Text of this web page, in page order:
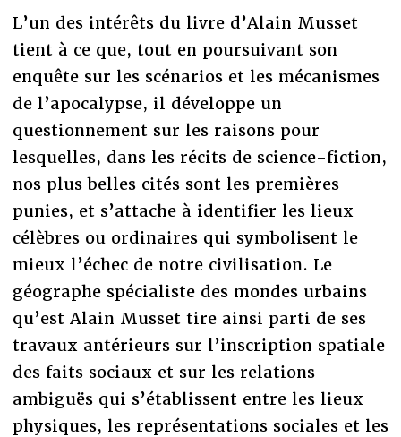
L’un des intérêts du livre d’Alain Musset
tient à ce que, tout en poursuivant son
enquête sur les scénarios et les mécanismes
de l’apocalypse, il développe un
questionnement sur les raisons pour
lesquelles, dans les récits de science-fiction,
nos plus belles cités sont les premières
punies, et s’attache à identifier les lieux
célèbres ou ordinaires qui symbolisent le
mieux l’échec de notre civilisation. Le
géographe spécialiste des mondes urbains
qu’est Alain Musset tire ainsi parti de ses
travaux antérieurs sur l’inscription spatiale
des faits sociaux et sur les relations
ambiguës qui s’établissent entre les lieux
physiques, les représentations sociales et les